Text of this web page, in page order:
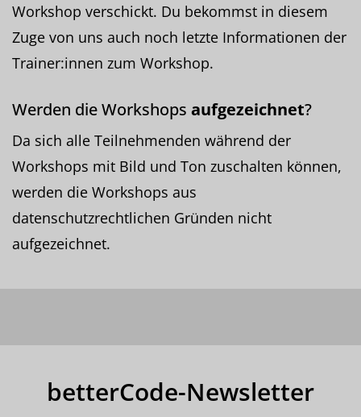
Workshop verschickt. Du bekommst in diesem
Zuge von uns auch noch letzte Informationen der
Trainer:innen zum Workshop.
Werden die Workshops aufgezeichnet?
Da sich alle Teilnehmenden während der
Workshops mit Bild und Ton zuschalten können,
werden die Workshops aus
datenschutzrechtlichen Gründen nicht
aufgezeichnet.
betterCode-Newsletter